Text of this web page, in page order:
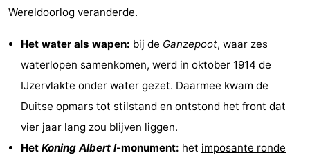
Wereldoorlog veranderde.
Het water als wapen: bij de Ganzepoot, waar zes
waterlopen samenkomen, werd in oktober 1914 de
IJzervlakte onder water gezet. Daarmee kwam de
Duitse opmars tot stilstand en ontstond het front dat
vier jaar lang zou blijven liggen.
Het Koning Albert I-monument: het imposante ronde